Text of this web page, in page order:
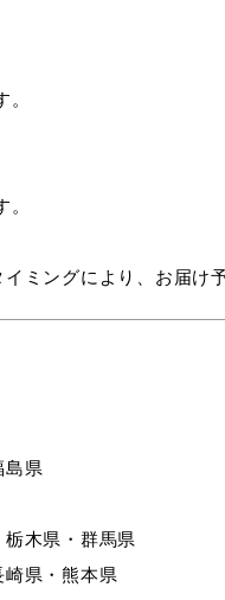
ミングにより、お届け
島県
木県・群馬県
県・熊本県